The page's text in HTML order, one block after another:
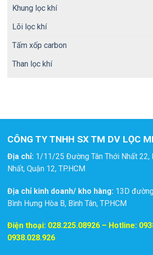
Khung lọc khí
Lõi lọc khí
Tấm xốp carbon
Than lọc khí
CÔNG TY TNHH SX TM DV LỌC
Địa chỉ: 1/11/25 Đường Tân Thới Nhất 22,
Nhất, Quận 12, TP.HCM
Địa chỉ kinh doanh/ kho hàng: 13D
Bình Hưng Hòa B, Bình Tân, TP.HCM
Điện thoại: 028.225.08926 – Hotline:
0938.028.926